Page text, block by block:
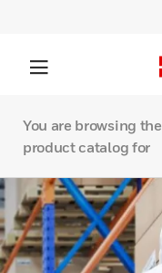
You are browsing the
product catalog for